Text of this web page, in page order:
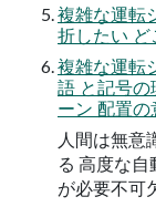
複雑な運転
折したい ど
複雑な運転
語 と記号の
ーン 配置
⼈間は無意
る ⾼度な
が必要不可